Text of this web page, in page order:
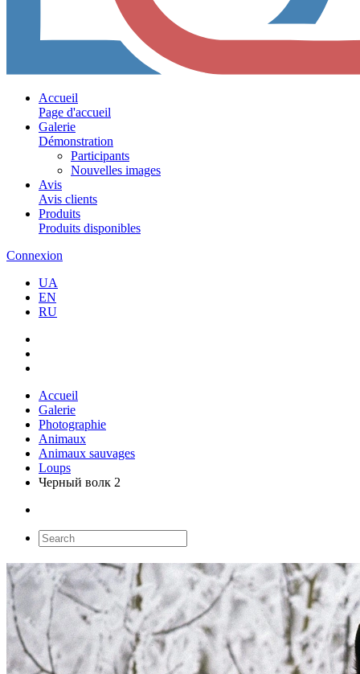
Accueil
Page d'accueil
Galerie
Démonstration
Participants
Nouvelles images
Avis
Avis clients
Produits
Produits disponibles
Connexion
UA
EN
RU
Accueil
Galerie
Photographie
Animaux
Animaux sauvages
Loups
Черный волк 2